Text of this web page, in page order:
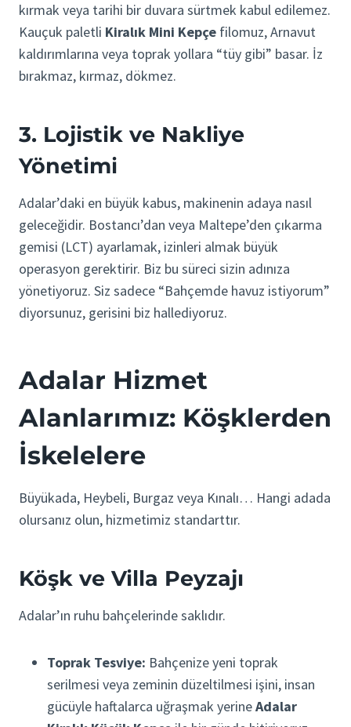
kırmak veya tarihi bir duvara sürtmek kabul edilemez.
Kauçuk paletli Kiralık Mini Kepçe filomuz, Arnavut
kaldırımlarına veya toprak yollara “tüy gibi” basar. İz
bırakmaz, kırmaz, dökmez.
3. Lojistik ve Nakliye
Yönetimi
Adalar’daki en büyük kabus, makinenin adaya nasıl
geleceğidir. Bostancı’dan veya Maltepe’den çıkarma
gemisi (LCT) ayarlamak, izinleri almak büyük
operasyon gerektirir. Biz bu süreci sizin adınıza
yönetiyoruz. Siz sadece “Bahçemde havuz istiyorum”
diyorsunuz, gerisini biz hallediyoruz.
Adalar Hizmet
Alanlarımız: Köşklerden
İskelelere
Büyükada, Heybeli, Burgaz veya Kınalı… Hangi adada
olursanız olun, hizmetimiz standarttır.
Köşk ve Villa Peyzajı
Adalar’ın ruhu bahçelerinde saklıdır.
Toprak Tesviye: Bahçenize yeni toprak
serilmesi veya zeminin düzeltilmesi işini, insan
gücüyle haftalarca uğraşmak yerineAdalar